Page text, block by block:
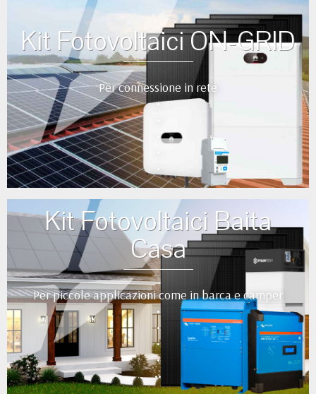
Kit Fotovoltaici ON-GRID
Per connessione in rete
•
•
Kit Fotovoltaici Baita
Casa
Per piccole applicazioni come in barca e camper
•
•
•
•
••